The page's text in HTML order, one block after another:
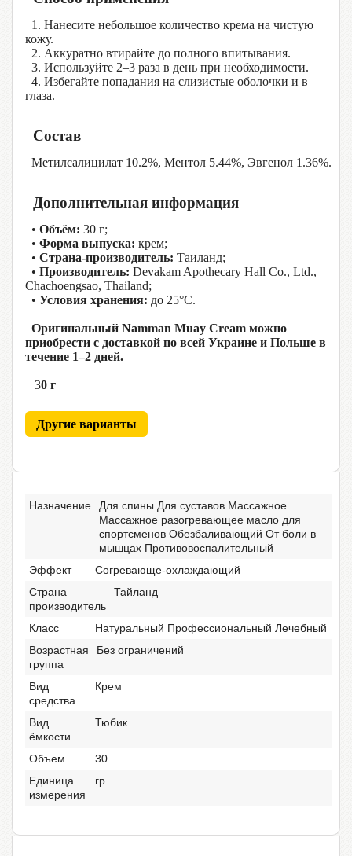
1. Нанесите небольшое количество крема на чистую
кожу.
2. Аккуратно втирайте до полного впитывания.
3. Используйте 2–3 раза в день при необходимости.
4. Избегайте попадания на слизистые оболочки и в
глаза.
Состав
Метилсалицилат 10.2%, Ментол 5.44%, Эвгенол 1.36%.
Дополнительная информация
• Объём: 30 г;
• Форма выпуска: крем;
• Страна-производитель: Таиланд;
• Производитель: Devakam Apothecary Hall Co., Ltd.,
Chachoengsao, Thailand;
• Условия хранения: до 25°C.
Оригинальный Namman Muay Cream можно
приобрести с доставкой по всей Украине и Польше в
течение 1–2 дней.
30 г
Другие варианты
Назначение
Для спины Для суставов Массажное
Массажное разогревающее масло для
спортсменов Обезбаливающий От боли в
мышцах Противовоспалительный
Эффект
Согревающе-охлаждающий
Страна
производитель
Тайланд
Класс
Натуральный Профессиональный Лечебный
Возрастная
группа
Без ограничений
Вид
средства
Крем
Вид
ёмкости
Тюбик
Объем
30
Единица
измерения
гр